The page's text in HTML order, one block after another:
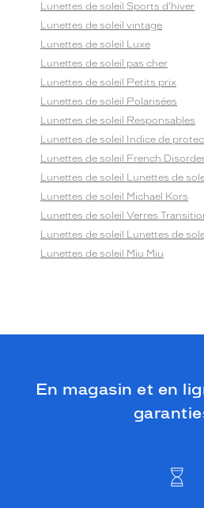
Lunettes de soleil Sports d'hiver
Lunettes de soleil vintage
Lunettes de soleil Luxe
Lunettes de soleil pas cher
Lunettes de soleil Petits prix
Lunettes de soleil Polarisées
Lunettes de soleil Responsables
Lunettes de soleil Indice de
Lunettes de soleil French
Lunettes de soleil Lunettes de
Lunettes de soleil Michael Kors
Lunettes de soleil Verres
Lunettes de soleil Lunettes de
Lunettes de soleil Miu Miu
En magasin et en